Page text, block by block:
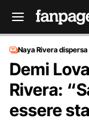
Naya Rivera
Demi
Rivera:
essere